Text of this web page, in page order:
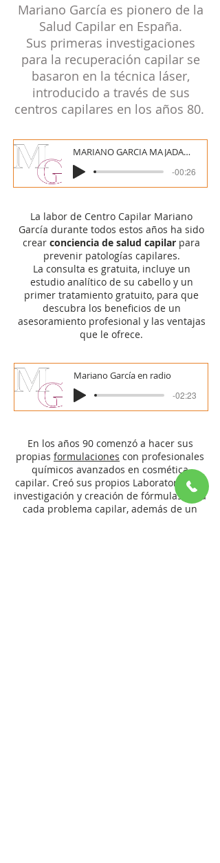
Mariano García es pionero de la
Salud Capilar en España.
Sus primeras investigaciones
para la recuperación capilar se
basaron en la técnica láser,
introducido a través de sus
centros capilares en los años 80.
MARIANO GARCIA MAJADAHONDA
-00:26
La labor de Centro Capilar Mariano
García durante todos estos años ha sido
crear conciencia de salud capilar para
prevenir patologías capilares.
La consulta es gratuita, incluye un
estudio analítico de su cabello y un
primer tratamiento gratuito, para que
descubra los beneficios de un
asesoramiento profesional y las ventajas
que le ofrece.
Mariano García en radio
-02:23
En los años 90 comenzó a hacer sus
propias formulaciones con profesionales
químicos avanzados en cosmética
capilar. Creó sus propios Laboratorios de
investigación y creación de fórmulas para
cada problema capilar, además de un